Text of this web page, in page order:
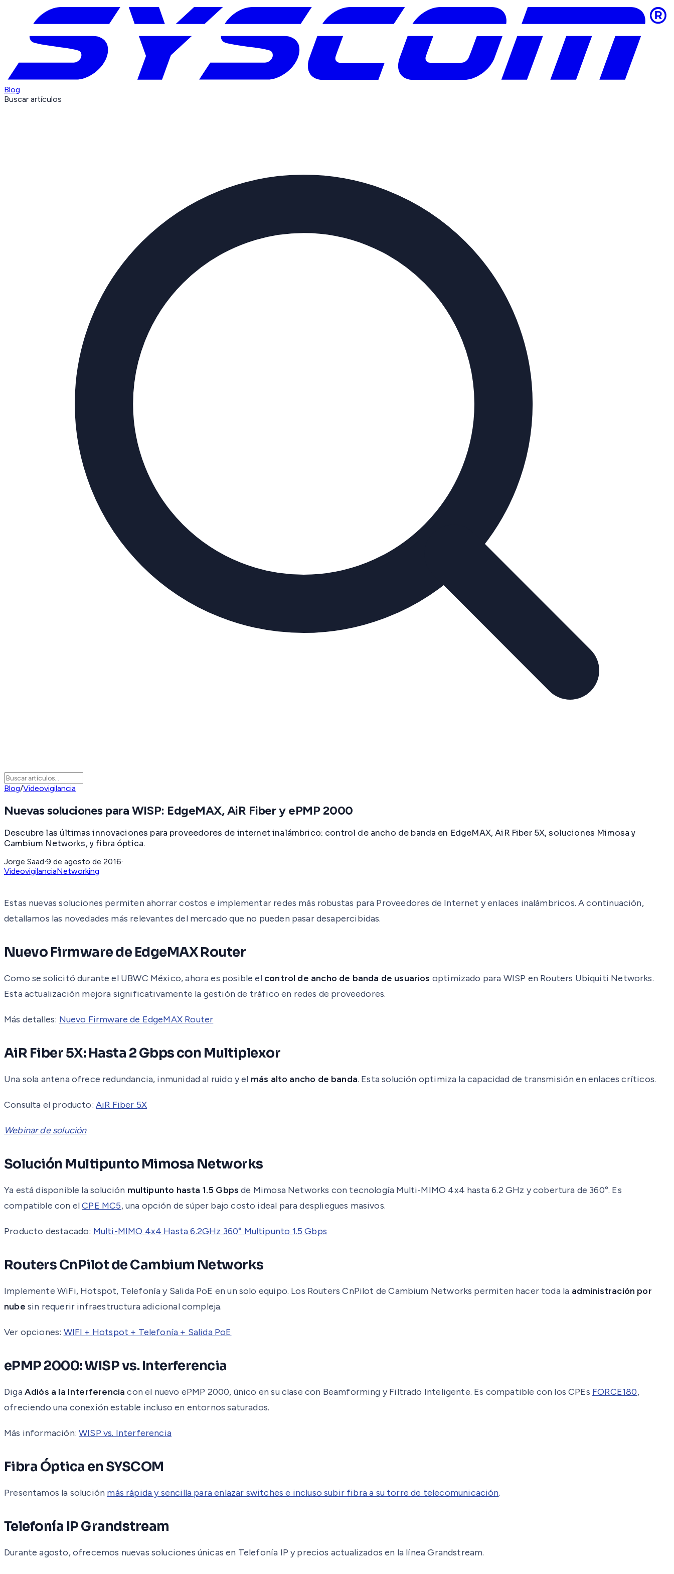
Blog
Buscar artículos
Blog/Videovigilancia
Nuevas soluciones para WISP: EdgeMAX, AiR Fiber y ePMP 2000
Descubre las últimas innovaciones para proveedores de internet inalámbrico: control de ancho de banda en EdgeMAX, AiR Fiber 5X, soluciones Mimosa y
Cambium Networks, y fibra óptica.
Jorge Saad·9 de agosto de 2016·
VideovigilanciaNetworking
Estas nuevas soluciones permiten ahorrar costos e implementar redes más robustas para Proveedores de Internet y enlaces inalámbricos. A continuación,
detallamos las novedades más relevantes del mercado que no pueden pasar desapercibidas.
Nuevo Firmware de EdgeMAX Router
Como se solicitó durante el UBWC México, ahora es posible el control de ancho de banda de usuarios optimizado para WISP en Routers Ubiquiti Networks.
Esta actualización mejora significativamente la gestión de tráfico en redes de proveedores.
Más detalles: Nuevo Firmware de EdgeMAX Router
AiR Fiber 5X: Hasta 2 Gbps con Multiplexor
Una sola antena ofrece redundancia, inmunidad al ruido y el más alto ancho de banda. Esta solución optimiza la capacidad de transmisión en enlaces críticos.
Consulta el producto: AiR Fiber 5X
Webinar de solución
Solución Multipunto Mimosa Networks
Ya está disponible la solución multipunto hasta 1.5 Gbps de Mimosa Networks con tecnología Multi-MIMO 4x4 hasta 6.2 GHz y cobertura de 360°. Es
compatible con elCPE MC5, una opción de súper bajo costo ideal para despliegues masivos.
Producto destacado: Multi-MIMO 4x4 Hasta 6.2GHz 360° Multipunto 1.5 Gbps
Routers CnPilot de Cambium Networks
Implemente WiFi, Hotspot, Telefonía y Salida PoE en un solo equipo. Los Routers CnPilot de Cambium Networks permiten hacer toda la administración por
nube sin requerir infraestructura adicional compleja.
Ver opciones: WIFI + Hotspot + Telefonía + Salida PoE
ePMP 2000: WISP vs. Interferencia
DigaAdiós a la Interferencia con el nuevo ePMP 2000, único en su clase con Beamforming y Filtrado Inteligente. Es compatible con los CPEs FORCE180,
ofreciendo una conexión estable incluso en entornos saturados.
Más información:WISP vs. Interferencia
Fibra Óptica en SYSCOM
Presentamos la solución más rápida y sencilla para enlazar switches e incluso subir fibra a su torre de telecomunicación.
Telefonía IP Grandstream
Durante agosto, ofrecemos nuevas soluciones únicas en Telefonía IP y precios actualizados en la línea Grandstream.